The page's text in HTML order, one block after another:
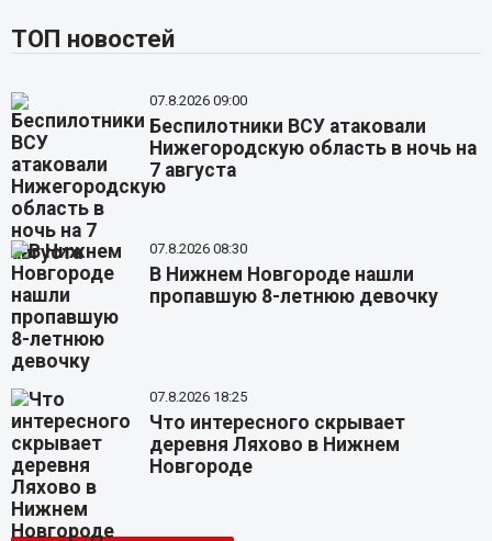
ТОП новостей
07.8.2026 09:00
Беспилотники ВСУ атаковали
Нижегородскую область в ночь на
7 августа
07.8.2026 08:30
В Нижнем Новгороде нашли
пропавшую 8-летнюю девочку
07.8.2026 18:25
Что интересного скрывает
деревня Ляхово в Нижнем
Новгороде